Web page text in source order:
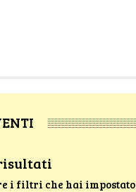
i filtri che hai impostato